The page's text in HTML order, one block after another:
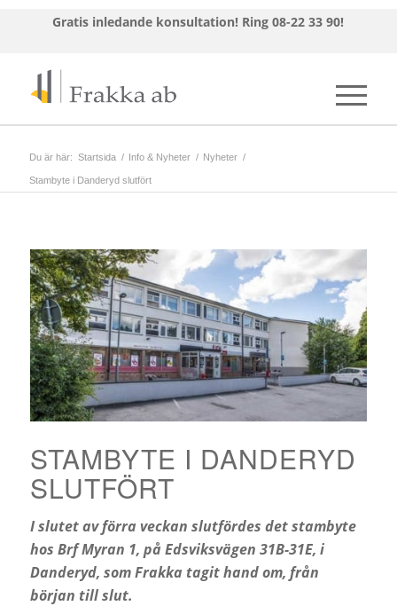
Gratis inledande konsultation! Ring 08-22 33 90!
Du är här: Startsida / Info & Nyheter / Nyheter /
Stambyte i Danderyd slutfört
STAMBYTE I DANDERYD
SLUTFÖRT
I slutet av förra veckan slutfördes det stambyte
hos Brf Myran 1, på Edsviksvägen 31B-31E, i
Danderyd, som Frakka tagit hand om, från
början till slut.